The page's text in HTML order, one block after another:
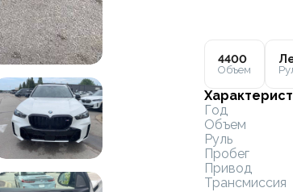
4400
Объем
Год
Объем
Руль
Пробег
Привод
Трансмиссия